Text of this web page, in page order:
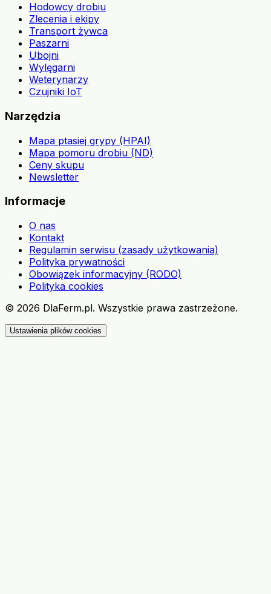
Hodowcy drobiu
Zlecenia i ekipy
Transport żywca
Paszarni
Ubojni
Wylęgarni
Weterynarzy
Czujniki IoT
Narzędzia
Mapa ptasiej grypy (HPAI)
Mapa pomoru drobiu (ND)
Ceny skupu
Newsletter
Informacje
O nas
Kontakt
Regulamin serwisu (zasady użytkowania)
Polityka prywatności
Obowiązek informacyjny (RODO)
Polityka cookies
© 2026 DlaFerm.pl. Wszystkie prawa zastrzeżone.
Ustawienia plików cookies